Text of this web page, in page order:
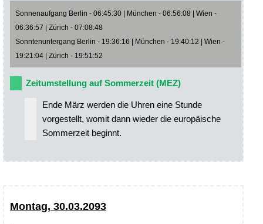
Sonnenaufgang Berlin - 06:45:30 | München - 06:56:08 | Wien -
06:36:57 | Zürich - 07:08:48
Sonntenuntergang Berlin - 19:36:16 | München - 19:40:12 | Wien -
19:21:04 | Zürich - 19:51:52
Zeitumstellung auf Sommerzeit (MEZ)
Ende März werden die Uhren eine Stunde
vorgestellt, womit dann wieder die europäische
Sommerzeit beginnt.
Montag, 30.03.2093